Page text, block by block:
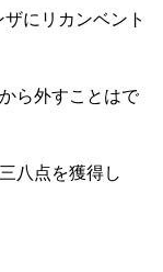
にリカンベント
ら外すことはで
八点を獲得し